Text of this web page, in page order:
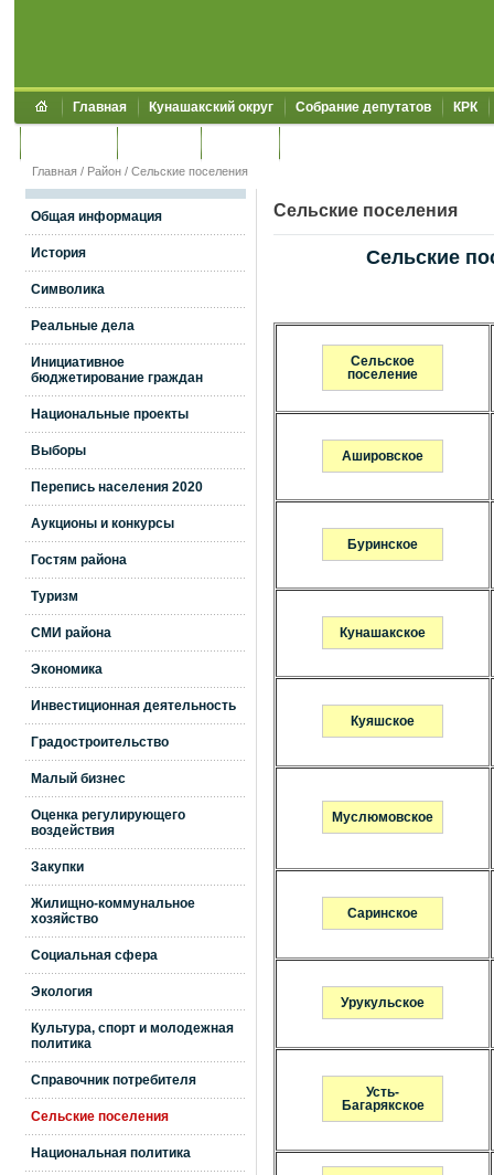
Главная Кунашакский округ Собрание депутатов КРК
Главная / Район / Сельские поселения
Общая информация
История
Символика
Реальные дела
Инициативное
бюджетирование граждан
Национальные проекты
Выборы
Перепись населения 2020
Аукционы и конкурсы
Гостям района
Туризм
СМИ района
Экономика
Инвестиционная деятельность
Градостроительство
Малый бизнес
Оценка регулирующего
воздействия
Закупки
Жилищно-коммунальное
хозяйство
Социальная сфера
Экология
Культура, спорт и молодежная
политика
Справочник потребителя
Сельские поселения
Национальная политика
Сельские поселения
Сельские
Сельское
поселение
Ашировское
Буринское
Кунашакское
Куяшское
Муслюмовское
Саринское
Урукульское
Усть-
Багарякское